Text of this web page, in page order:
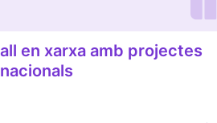
en xarxa amb projectes